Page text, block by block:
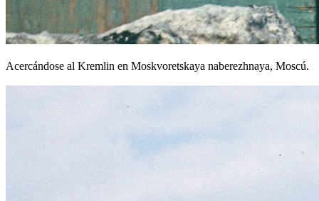
Acercándose al Kremlin en Moskvoretskaya naberezhnaya, Moscú.